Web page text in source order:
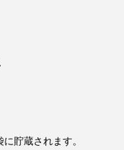
貯蔵されます。